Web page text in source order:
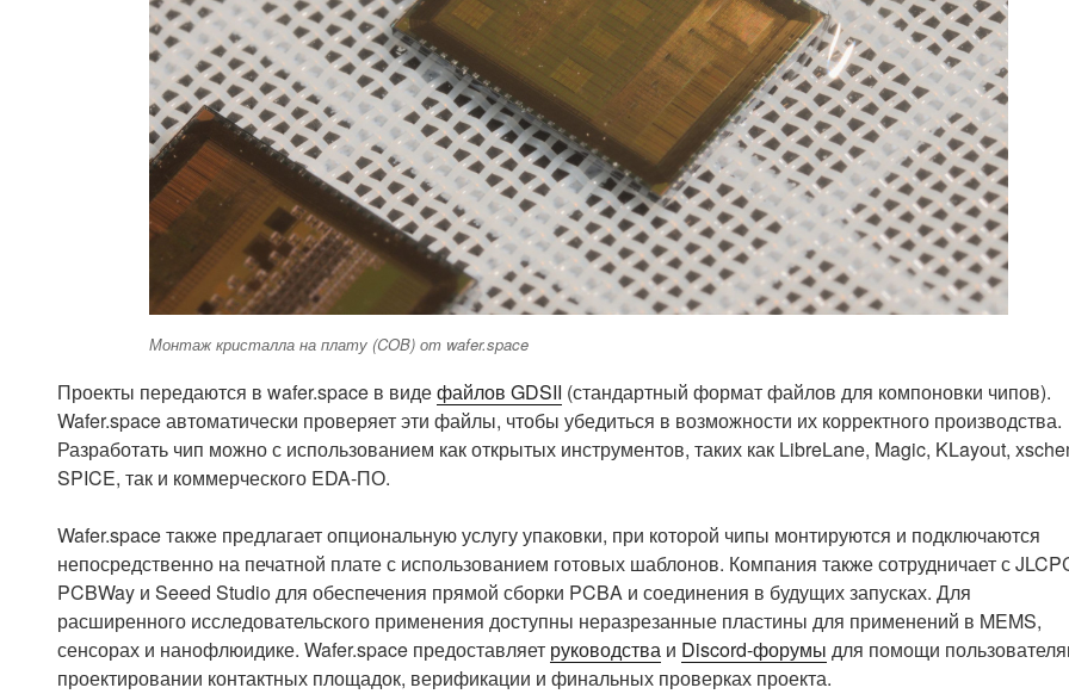
Монтаж кристалла на плату (COB) от wafer.space
Проекты передаются в wafer.space в видефайлов GDSII (стандартный формат файлов для компоновки чипов).
Wafer.space автоматически проверяет эти файлы, чтобы убедиться в возможности их корректного производства.
Разработать чип можно с использованием как открытых инструментов, таких как LibreLane, Magic, KLayout,
SPICE, так и коммерческого EDA-ПО.
Wafer.space также предлагает опциональную услугу упаковки, при которой чипы монтируются и подключаются
непосредственно на печатной плате с использованием готовых шаблонов. Компания также сотрудничает с
PCBWay и Seeed Studio для обеспечения прямой сборки PCBA и соединения в будущих запусках. Для
расширенного исследовательского применения доступны неразрезанные пластины для применений в MEMS,
сенсорах и нанофлюидике. Wafer.space предоставляет руководства и Discord-форумы для помощи
проектировании контактных площадок, верификации и финальных проверках проекта.